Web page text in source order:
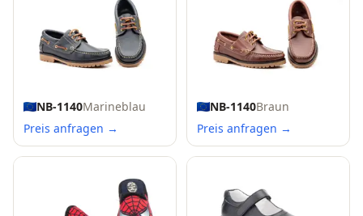
NB-1140Marineblau
Preis anfragen →
NB-1140Braun
Preis anfragen →